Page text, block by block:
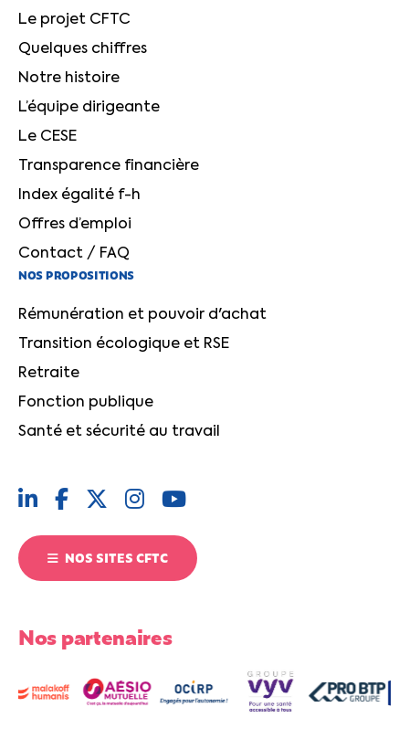
Le projet CFTC
Quelques chiffres
Notre histoire
L’équipe dirigeante
Le CESE
Transparence financière
Index égalité f-h
Offres d’emploi
Contact / FAQ
NOS PROPOSITIONS
Rémunération et pouvoir d'achat
Transition écologique et RSE
Retraite
Fonction publique
Santé et sécurité au travail
NOS SITES CFTC
Nos partenaires